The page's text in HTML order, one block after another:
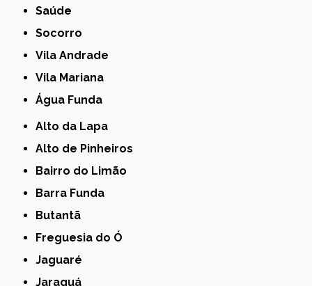
Saúde
Socorro
Vila Andrade
Vila Mariana
Água Funda
Alto da Lapa
Alto de Pinheiros
Bairro do Limão
Barra Funda
Butantã
Freguesia do Ó
Jaguaré
Jaraguá